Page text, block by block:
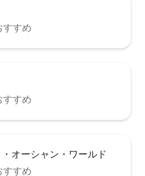
すめ
すめ
オーシャン・ワールド
すめ